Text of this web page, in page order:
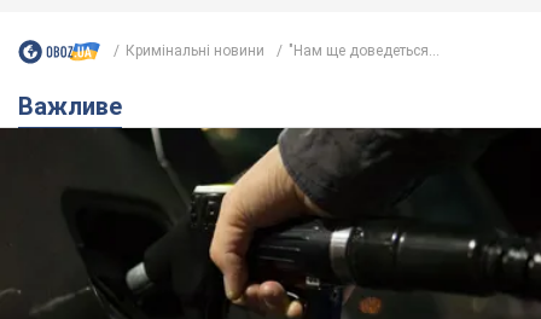
Кримінальні новини "Нам ще доведеться...
Важливе